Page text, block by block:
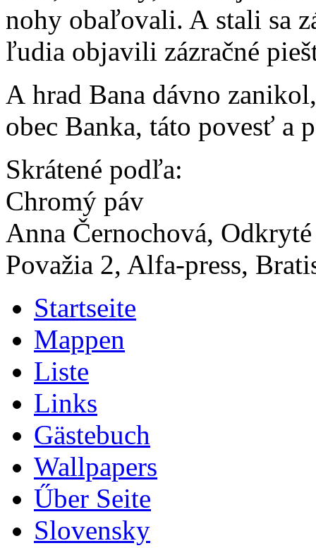
nohy obaľovali. A stali sa
ľudia objavili zázračné
A hrad Bana dávno
obec Banka, táto povesť a
Skrátené podľa:
Chromý páv
Anna Černochová,
Považia 2, Alfa-press,
Startseite
Mappen
Liste
Links
Gästebuch
Wallpapers
Űber Seite
Slovensky